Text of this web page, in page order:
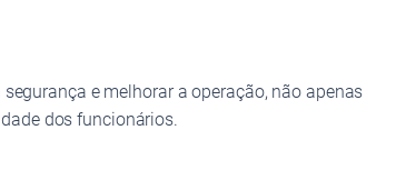
e melhorar a operação, não apenas
dos funcionários.